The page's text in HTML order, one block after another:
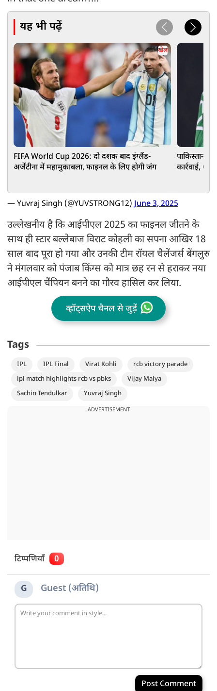
यह भी पढ़ें
खेल
FIFA World Cup 2026: दो दशक बाद इंग्लैंड-
अर्जेंटीना में महामुकाबला, फाइनल के लिए होगी जंग
पाकिस्तानी
कार्रवाई, CC
— Yuvraj Singh (@YUVSTRONG12)June 3, 2025
उल्लेखनीय है कि आईपीएल 2025 का फाइनल जीतने के
साथ ही स्टार बल्लेबाज विराट कोहली का सपना आखिर 18
साल बाद पूरा हो गया और उनकी टीम रॉयल चैलेंजर्स बेंगलुरु
ने मंगलवार को पंजाब किंग्स को मात्र छह रन से हराकर नया
आईपीएल चैंपियन बनने का गौरव हासिल कर लिया.
व्हॉट्सऐप चैनल से जुड़ें
Tags
IPL IPL Final Virat Kohli
rcb victory parade
ipl match highlights rcb vs pbks
Vijay Malya
Sachin Tendulkar
Yuvraj Singh
ADVERTISEMENT
टिप्पणियाँ 0
G Guest (अतिथि)
Post Comment